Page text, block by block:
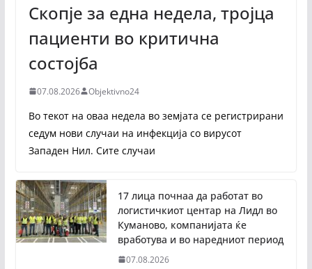
Скопје за една недела, тројца
пациенти во критична
состојба
07.08.2026 Objektivno24
Во текот на оваа недела во земјата се регистрирани
седум нови случаи на инфекција со вирусот
Западен Нил. Сите случаи
17 лица почнаа да работат во
логистичкиот центар на Лидл во
Куманово, компанијата ќе
вработува и во наредниот период
07.08.2026